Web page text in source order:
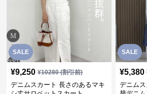
SALE
¥9,250 ¥10280(割引前)
デニムスカート 長さのあるマキ
SALE
¥5,380
デニム